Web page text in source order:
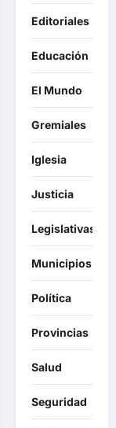
Editoriales
Educación
El Mundo
Gremiales
Iglesia
Justicia
Legislativas
Municipios
Política
Provincias
Salud
Seguridad